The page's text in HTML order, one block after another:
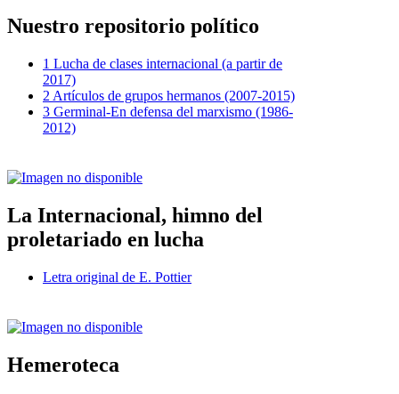
Nuestro repositorio político
1 Lucha de clases internacional (a partir de
2017)
2 Artículos de grupos hermanos (2007-2015)
3 Germinal-En defensa del marxismo (1986-
2012)
La Internacional, himno del
proletariado en lucha
Letra original de E. Pottier
Hemeroteca